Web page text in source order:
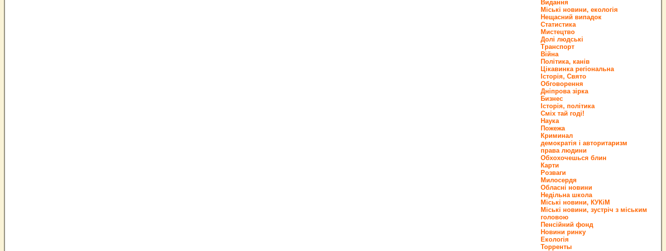
Видання
Міські новини, екологія
Нещасний випадок
Статистика
Мистецтво
Долі людські
Транспорт
Війна
Політика, канів
Цікавинка регіональна
Історія, Свято
Обговорення
Дніпрова зірка
Бизнес
Історія, політика
Сміх тай годі!
Наука
Пожежа
Криминал
демократія і авторитаризм
права людини
Обхохочешься блин
Карти
Розваги
Милосердя
Обласні новини
Недільна школа
Міські новини, КУКіМ
Міські новини, зустріч з міським
головою
Пенсійний фонд
Новини ринку
Екологія
Торренты